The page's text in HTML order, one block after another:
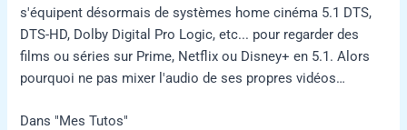
s'équipent désormais de systèmes home cinéma 5.1 DTS,
DTS-HD, Dolby Digital Pro Logic, etc... pour regarder des
films ou séries sur Prime, Netflix ou Disney+ en 5.1. Alors
pourquoi ne pas mixer l'audio de ses propres vidéos…
Dans "Mes Tutos"